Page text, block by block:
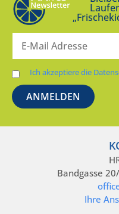
Ich akzeptiere die
Bandgasse
Ihre